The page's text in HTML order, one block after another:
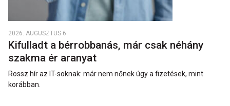
2026. AUGUSZTUS 6.
Kifulladt a bérrobbanás, már csak néhány
szakma ér aranyat
Rossz hír az IT-soknak: már nem nőnek úgy a fizetések, mint
korábban.